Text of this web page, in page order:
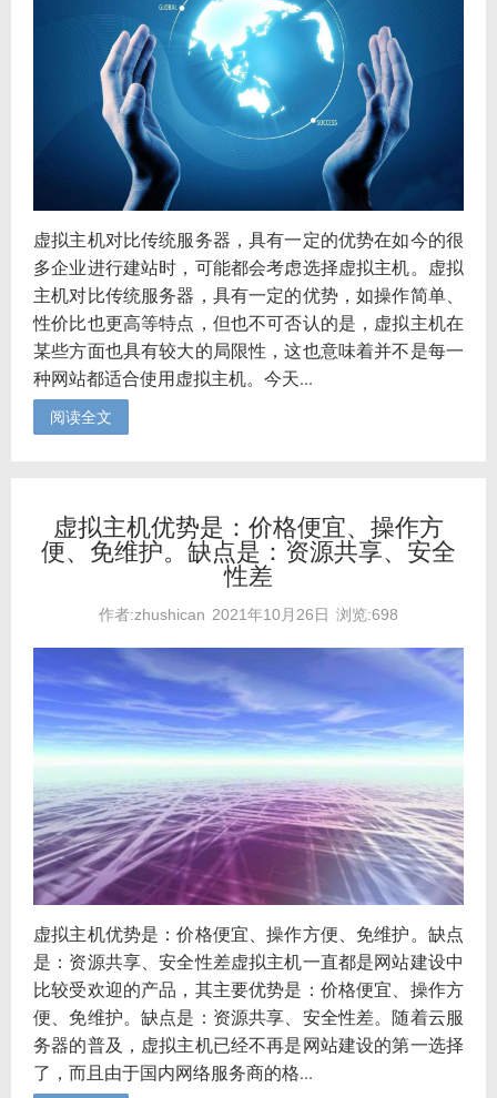
虚拟主机对比传统服务器，具有一定的优势在如今的很
多企业进行建站时，可能都会考虑选择虚拟主机。虚拟
主机对比传统服务器，具有一定的优势，如操作简单、
性价比也更高等特点，但也不可否认的是，虚拟主机在
某些方面也具有较大的局限性，这也意味着并不是每一
种网站都适合使用虚拟主机。今天...
阅读全文
虚拟主机优势是：价格便宜、操作方
便、免维护。缺点是：资源共享、安全
性差
作者:zhushican 2021年10月26日 浏览:698
虚拟主机优势是：价格便宜、操作方便、免维护。缺点
是：资源共享、安全性差虚拟主机一直都是网站建设中
比较受欢迎的产品，其主要优势是：价格便宜、操作方
便、免维护。缺点是：资源共享、安全性差。随着云服
务器的普及，虚拟主机已经不再是网站建设的第一选择
了，而且由于国内网络服务商的格...